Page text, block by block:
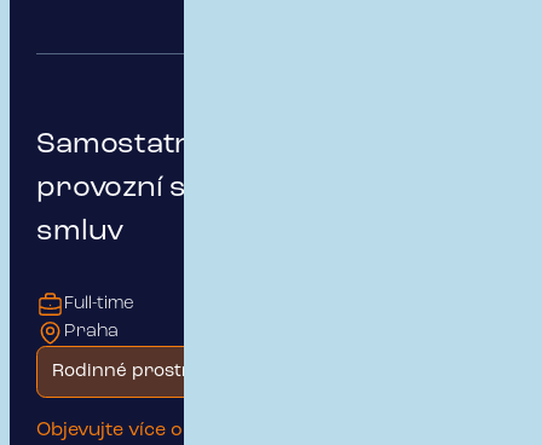
Samostatný/á specialista/ka
provozní správy pojistných
smluv
Full-time
Praha
Objevujte více o této pozici
Rodinné prostředí